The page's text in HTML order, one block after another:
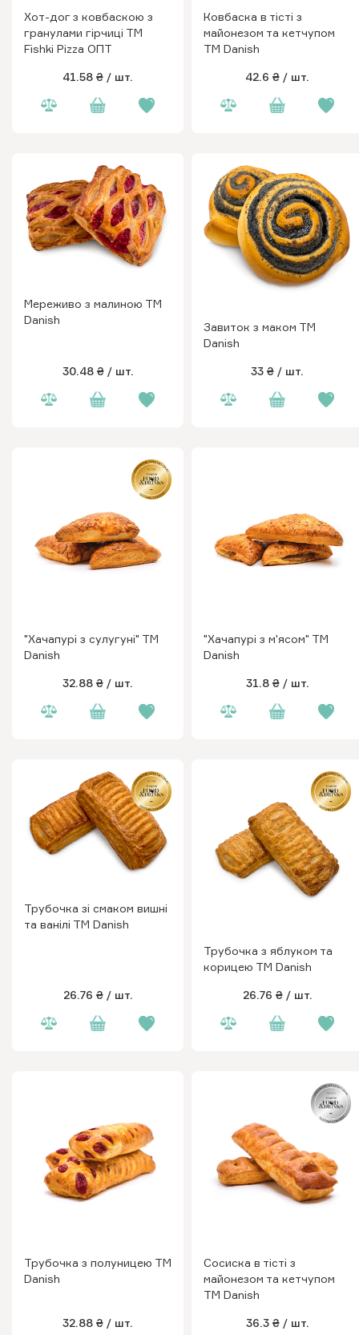
Хот-дог з ковбаскою з
гранулами гірчиці ТМ
Fishki Pizza ОПТ
41.58 ₴ / шт.
Ковбаска в тісті з
майонезом та кетчупом
ТМ Danish
42.6 ₴ / шт.
Мереживо з малиною ТМ
Danish
30.48 ₴/ шт.
Завиток з маком ТМ
Danish
33 ₴ / шт.
"Хачапурі з сулугуні" ТМ
Danish
32.88 ₴ / шт.
"Хачапурі з м'ясом" ТМ
Danish
31.8 ₴/ шт.
Трубочка зі смаком вишні
та ванілі ТМ Danish
26.76 ₴/ шт.
Трубочка з яблуком та
корицею ТМ Danish
26.76 ₴/ шт.
Трубочка з полуницею ТМ
Danish
32.88 ₴ / шт.
Сосиска в тісті з
майонезом та кетчупом
ТМ Danish
36.3 ₴/ шт.